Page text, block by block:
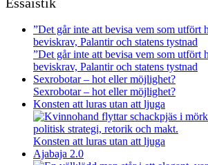
”Det går inte att bevisa vem som utfört
beviskrav, Palantir och statens tystnad
”Det går inte att bevisa vem som utfört
beviskrav, Palantir och statens tystnad
Sexrobotar – hot eller möjlighet?
Sexrobotar – hot eller möjlighet?
Konsten att luras utan att ljuga
Konsten att luras utan att ljuga
Ajabaja 2.0